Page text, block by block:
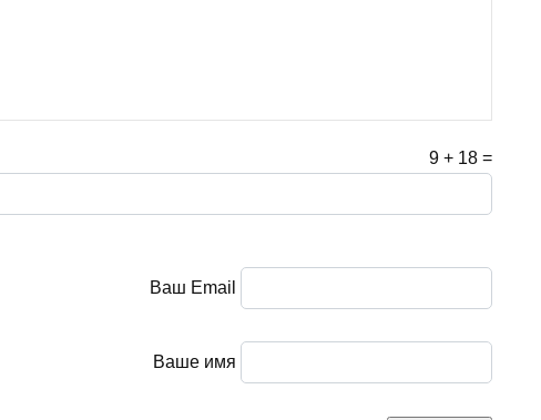
9 + 18 =
Ваш Email
Ваше имя